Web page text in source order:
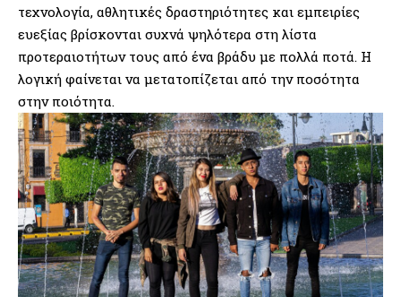
τεχνολογία, αθλητικές δραστηριότητες και εμπειρίες
ευεξίας βρίσκονται συχνά ψηλότερα στη λίστα
προτεραιοτήτων τους από ένα βράδυ με πολλά ποτά. Η
λογική φαίνεται να μετατοπίζεται από την ποσότητα
στην ποιότητα.